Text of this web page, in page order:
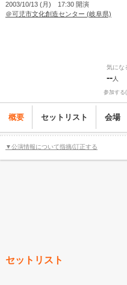
2003/10/13 (月) 17:30 開演
＠可児市文化創造センター (岐阜県)
気にな
--人
参加する
概要 セットリスト 会場
▼公演情報について指摘/訂正する
セットリスト